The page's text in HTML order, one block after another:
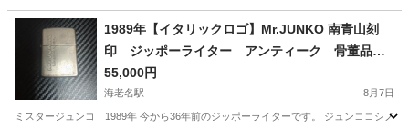
神奈川 海老名市 海老名駅 小物 本革
1989年【イタリックロゴ】Mr.JUNKO 南青山刻
印 ジッポーライター アンティーク 骨董品
オイルライター
55,000円
海老名駅 8月7日
ミスタージュンコ 1989年 今から36年前のジッポーライターです。 ジュンココシノ